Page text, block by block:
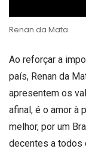
Renan da Mata
Ao reforçar a
país, Renan da
apresentem os
afinal, é o amor à
melhor, por um
decentes a todos